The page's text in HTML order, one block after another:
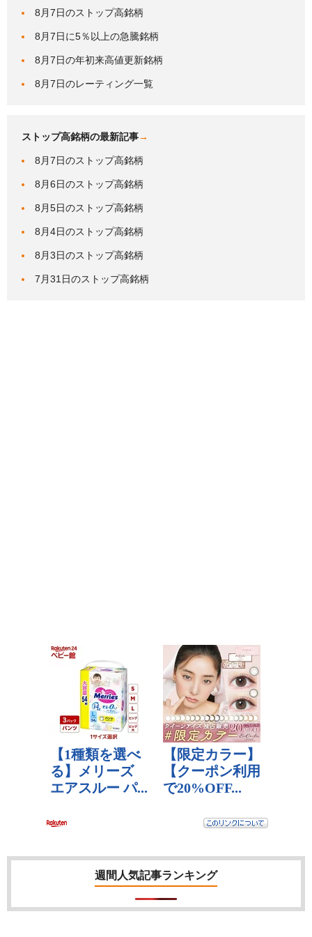
8月7日のストップ高銘柄
8月7日に5％以上の急騰銘柄
8月7日の年初来高値更新銘柄
8月7日のレーティング一覧
ストップ高銘柄の最新記事→
8月7日のストップ高銘柄
8月6日のストップ高銘柄
8月5日のストップ高銘柄
8月4日のストップ高銘柄
8月3日のストップ高銘柄
7月31日のストップ高銘柄
週間人気記事ランキング